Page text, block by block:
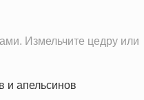
Измельчите цедру или